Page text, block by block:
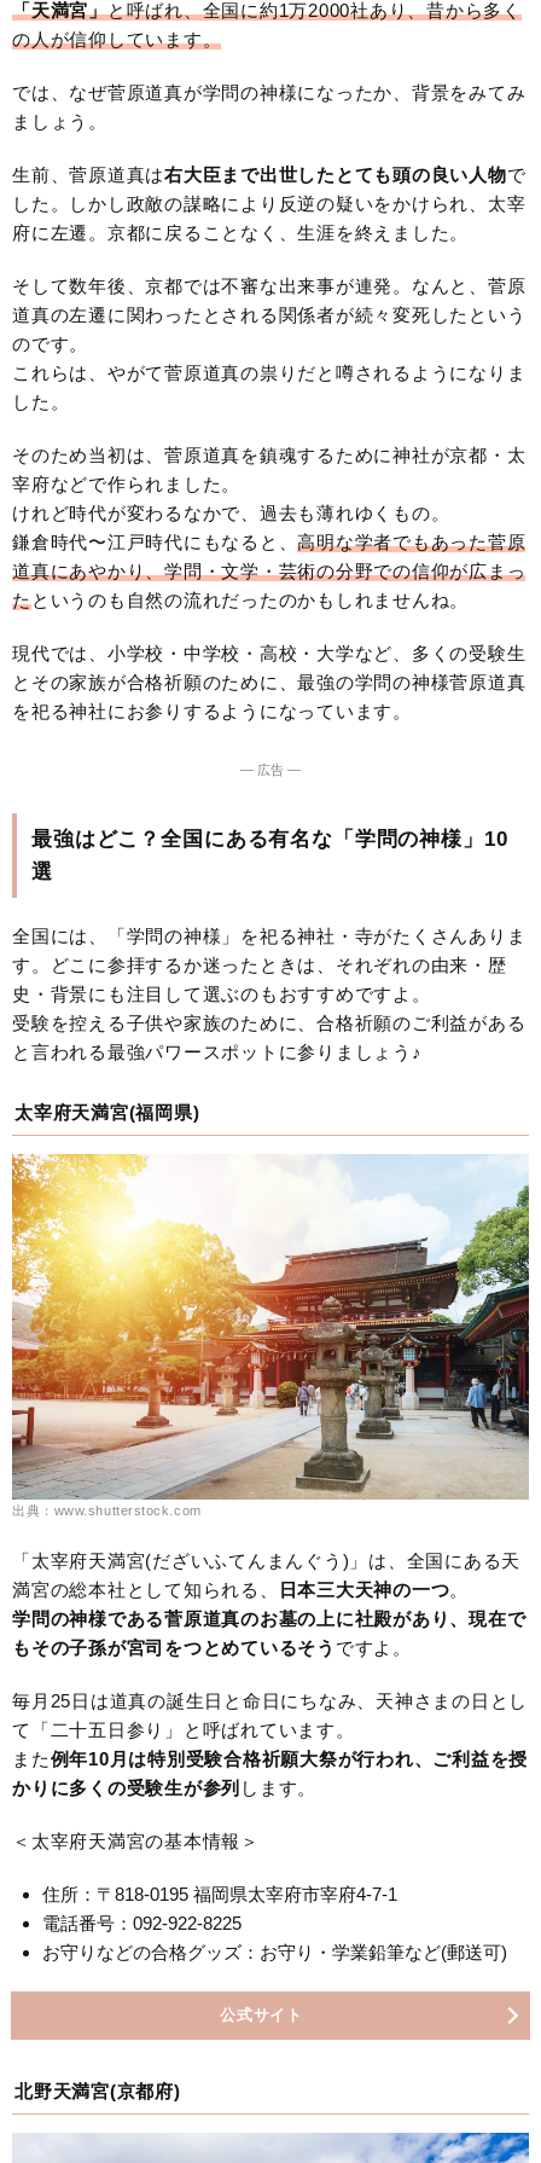
「天満宮」と呼ばれ、全国に約1万2000社あり、昔から多く
の人が信仰しています。
では、なぜ菅原道真が学問の神様になったか、背景をみてみ
ましょう。
生前、菅原道真は右大臣まで出世したとても頭の良い人物で
した。しかし政敵の謀略により反逆の疑いをかけられ、太宰
府に左遷。京都に戻ることなく、生涯を終えました。
そして数年後、京都では不審な出来事が連発。なんと、菅原
道真の左遷に関わったとされる関係者が続々変死したという
のです。
これらは、やがて菅原道真の祟りだと噂されるようになりま
した。
そのため当初は、菅原道真を鎮魂するために神社が京都・太
宰府などで作られました。
けれど時代が変わるなかで、過去も薄れゆくもの。
鎌倉時代〜江戸時代にもなると、高明な学者でもあった菅原
道真にあやかり、学問・文学・芸術の分野での信仰が広まっ
たというのも自然の流れだったのかもしれませんね。
現代では、小学校・中学校・高校・大学など、多くの受験生
とその家族が合格祈願のために、最強の学問の神様菅原道真
を祀る神社にお参りするようになっています。
― 広告 ―
最強はどこ？全国にある有名な「学問の神様」10
選
全国には、「学問の神様」を祀る神社・寺がたくさんありま
す。どこに参拝するか迷ったときは、それぞれの由来・歴
史・背景にも注目して選ぶのもおすすめですよ。
受験を控える子供や家族のために、合格祈願のご利益がある
と言われる最強パワースポットに参りましょう♪
太宰府天満宮(福岡県)
出典：www.shutterstock.com
「太宰府天満宮(だざいふてんまんぐう)」は、全国にある天
満宮の総本社として知られる、
日本三大天神の一つ。
学問の神様である菅原道真のお墓の上に社殿があり、現在で
もその子孫が宮司をつとめているそう ですよ。
毎月25日は道真の誕生日と命日にちなみ、天神さまの日とし
て「二十五日参り」と呼ばれています。
また例年10月は特別受験合格祈願大祭が行われ、ご利益を授
かりに多くの受験生が参列 します。
＜太宰府天満宮の基本情報＞
住所：〒818-0195 福岡県太宰府市宰府4-7-1
電話番号：092-922-8225
お守りなどの合格グッズ：お守り・学業鉛筆など(郵送可)
公式サイト
北野天満宮(京都府)